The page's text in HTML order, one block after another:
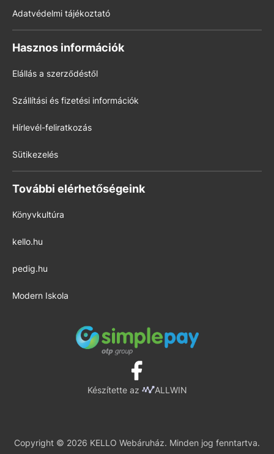
Adatvédelmi tájékoztató
Hasznos információk
Elállás a szerződéstől
Szállítási és fizetési információk
Hírlevél-feliratkozás
Sütikezelés
További elérhetőségeink
Könyvkultúra
kello.hu
pedig.hu
Modern Iskola
Készítette az ALLWIN
Copyright © 2026 KELLO Webáruház. Minden jog fenntartva.